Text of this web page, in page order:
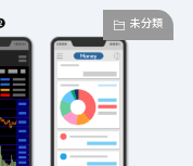
未分類